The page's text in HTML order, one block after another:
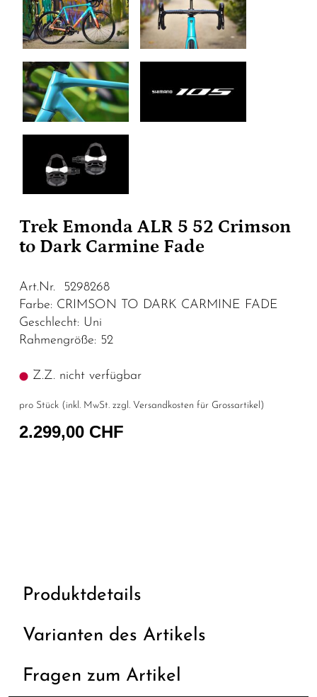
Trek Emonda ALR 5 52 Crimson
to Dark Carmine Fade
Art.Nr. 5298268
Farbe: CRIMSON TO DARK CARMINE FADE
Geschlecht: Uni
Rahmengröße: 52
Z.Z. nicht verfügbar
pro Stück (inkl. MwSt. zzgl. Versandkosten für Grossartikel )
2.299,00 CHF
Produktdetails
Varianten des Artikels
Fragen zum Artikel